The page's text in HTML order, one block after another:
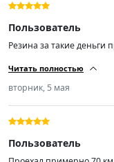
Пользователь
Резина за такие деньги
самое главное лучше
Читать полностью
вторник, 5 мая
Пользователь